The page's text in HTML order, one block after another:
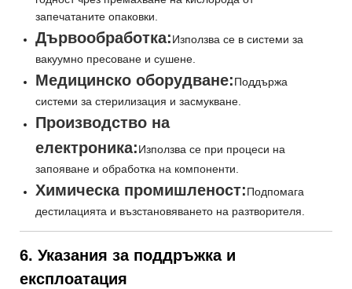
запечатаните опаковки.
Дървообработка:Използва се в системи за
вакуумно пресоване и сушене.
Медицинско оборудване:Поддържа
системи за стерилизация и засмукване.
Производство на
електроника:Използва се при процеси на
запояване и обработка на компоненти.
Химическа промишленост:Подпомага
дестилацията и възстановяването на разтворителя.
6. Указания за поддръжка и
експлоатация